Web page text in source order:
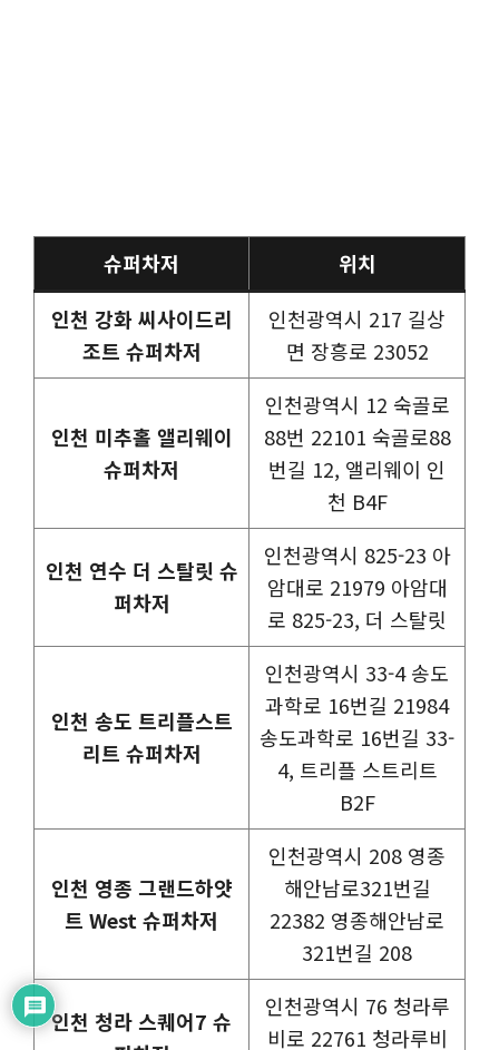
슈퍼차저
위치
인천 강화 씨사이드리
조트 슈퍼차저
인천광역시 217 길상
면 장흥로 23052
인천 미추홀 앨리웨이
슈퍼차저
인천광역시 12 숙골로
88번 22101 숙골로88
번길 12, 앨리웨이 인
천 B4F
인천 연수 더 스탈릿 슈
퍼차저
인천광역시 825-23 아
암대로 21979 아암대
로 825-23, 더 스탈릿
인천 송도 트리플스트
리트 슈퍼차저
인천광역시 33-4 송도
과학로 16번길 21984
송도과학로 16번길 33-
4, 트리플 스트리트
B2F
인천 영종 그랜드하얏
트 West 슈퍼차저
인천광역시 208 영종
해안남로321번길
22382 영종해안남로
321번길 208
인천 청라 스퀘어7 슈
인천광역시 76 청라루
비로 22761 청라루비